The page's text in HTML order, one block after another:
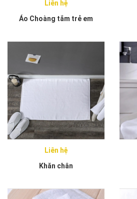
Liên hệ
Áo Choàng tắm trẻ em
Liên hệ
Khăn chân